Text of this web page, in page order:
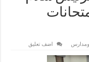
اضف تعليق